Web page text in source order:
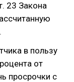
23 Закона
в пользу
от
просрочки с